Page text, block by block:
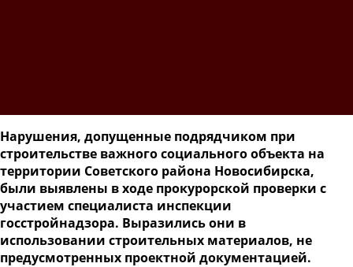
Нарушения, допущенные подрядчиком при
строительстве важного социального объекта на
территории Советского района Новосибирска,
были выявлены в ходе прокурорской проверки с
участием специалиста инспекции
госстройнадзора. Выразились они в
использовании строительных материалов, не
предусмотренных проектной документацией.